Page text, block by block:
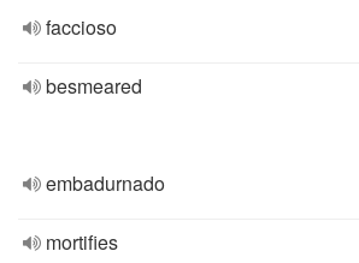
faccioso
besmeared
embadurnado
mortifies